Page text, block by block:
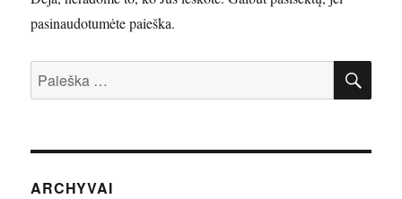
pasinaudotumėte paieška.
Ieškoti:
ARCHYVAI